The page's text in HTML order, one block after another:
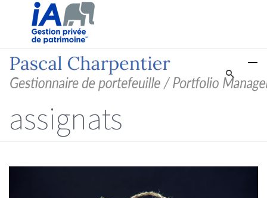
assignats